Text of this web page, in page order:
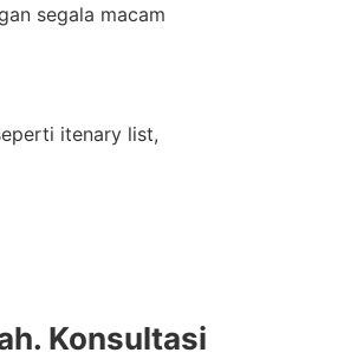
segala macam
itenary list,
Konsultasi